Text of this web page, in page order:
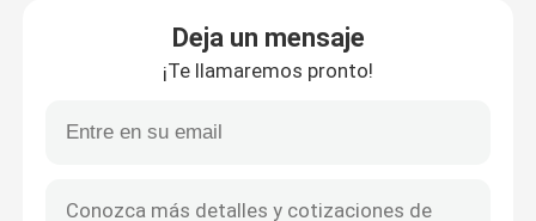
Éntrenos en contacto con
Casos
picovoltio solar que monta sistemas
Deja un mensaje
¡Te llamaremos pronto!